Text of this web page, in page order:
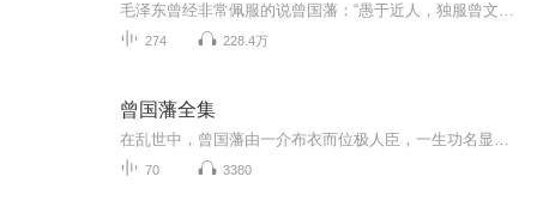
274 228.4万
曾国藩全集
70 3380